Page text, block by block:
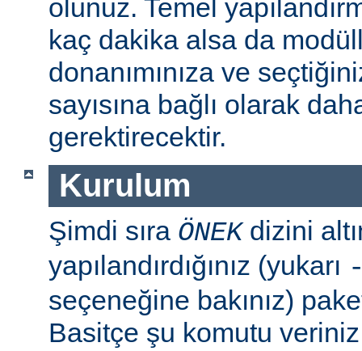
olunuz. Temel
kaç dakika alsa da
donanımınıza ve
sayısına bağlı olarak
gerektirecektir.
Kurulum
Şimdi sıra ÖNEKdizini
yapılandırdığınız (yukarı
seçeneğine bakınız)
Basitçe şu komutu